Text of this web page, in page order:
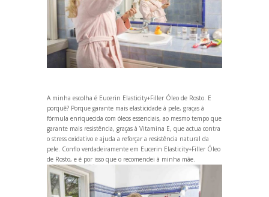
A minha escolha é Eucerin Elasticity+Filler Óleo de Rosto. E
porquê? Porque garante mais elasticidade à pele, graças à
fórmula enriquecida com óleos essenciais, ao mesmo tempo que
garante mais resistência, graças à Vitamina E, que actua contra
o stress oxidativo e ajuda a reforçar a resistência natural da
pele. Confio verdadeiramente em Eucerin Elasticity+Filler Óleo
de Rosto, e é por isso que o recomendei à minha mãe.